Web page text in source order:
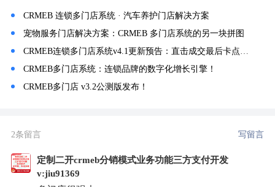
CRMEB 连锁多门店系统 · 汽车养护门店解决方案
宠物服务门店解决方案：CRMEB 多门店系统的另一块拼图
CRMEB连锁多门店系统v4.1更新预告：直击成交最后卡点，稳稳锁住每一笔订单！
CRMEB多门店系统：连锁品牌的数字化增长引擎！
CRMEB多门店 v3.2公测版发布！
2条留言 写留言
定制二开crmeb分销模式业务功能三方支付开发
v:jiu91369